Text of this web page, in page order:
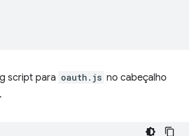
script para oauth.js no cabeçalho
.